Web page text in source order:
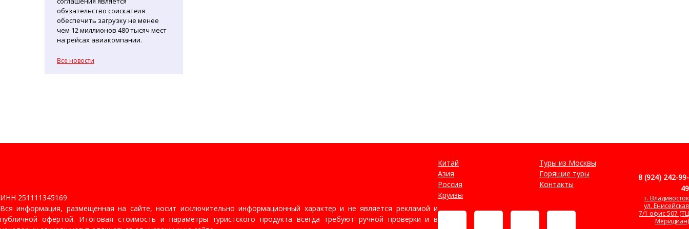
обязательство соискателя
обеспечить загрузку не менее
чем 12 миллионов 480 тысяч мест
на рейсах авиакомпании.
Все новости
ИНН 251111345169
Вся информация, размещенная на сайте, носит исключительно информационный характер и не является рекламой и
публичной офертой. Итоговая стоимость и параметры туристского продукта всегда требуют ручной проверки и в
Китай
Азия
Россия
Круизы
Туры из Москвы
Горящие туры
Контакты
8 (924) 242-99-
49
г. Владивосток
ул. Енисейская
7/1 офис 507 (ТЦ
Меридиан)